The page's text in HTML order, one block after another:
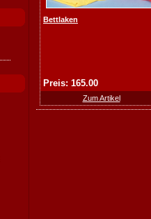
Bettlaken
Preis: 165.00
Zum Artikel